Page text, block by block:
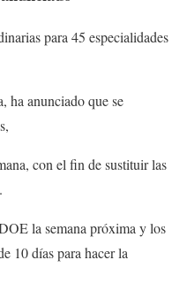
para 45 especialidades
ha anunciado que se
con el fin de sustituir las
la semana próxima y los
10 días para hacer la